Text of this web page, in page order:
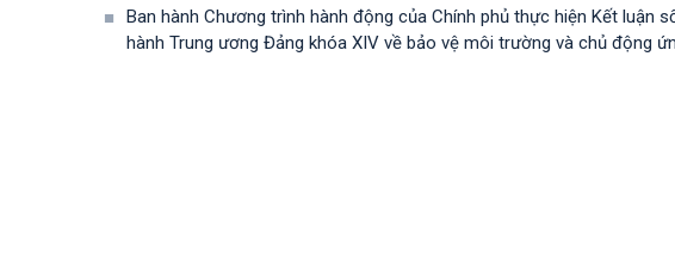
Ban hành Chương trình hành động của Chính phủ thực hiện Kết luận
hành Trung ương Đảng khóa XIV về bảo vệ môi trường và chủ động